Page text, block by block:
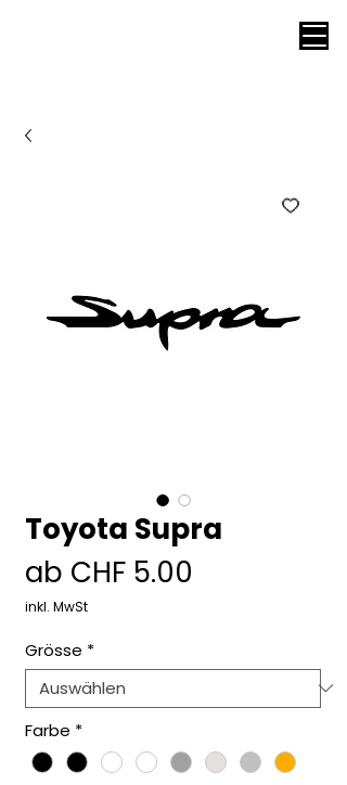
Toyota Supra
ab CHF 5.00
inkl. MwSt
Grösse *
Farbe *